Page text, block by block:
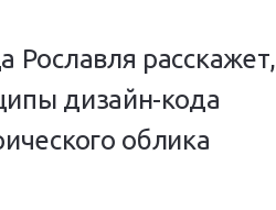
Рославля расскажет,
дизайн-кода
облика